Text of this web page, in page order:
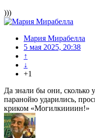
)))
Мария Мирабелла
5 мая 2025, 20:38
↑
↓
+1
Да знали бы они, сколько
паранойю ударились,
криком «Могилкиииин!»